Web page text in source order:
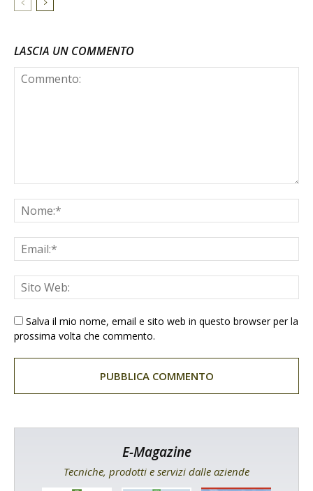
LASCIA UN COMMENTO
Salva il mio nome, email e sito web in questo browser per la
prossima volta che commento.
E-Magazine
Tecniche, prodotti e servizi dalle aziende